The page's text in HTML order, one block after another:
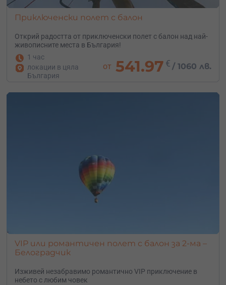
Приключенски полет с балон
Открий радостта от приключенски полет с балон над най-
живописните места в България!
1 час
локации в цяла
България
от 541.97 € /1060 лв.
VIP или романтичен полет с балон за 2-ма –
Белоградчик
Изживей незабравимо романтично VIP приключение в
небето с любим човек